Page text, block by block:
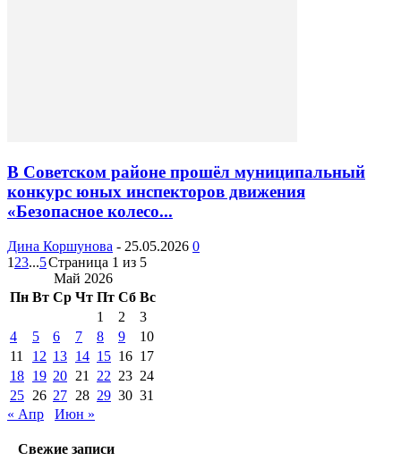
В Советском районе прошёл муниципальный
конкурс юных инспекторов движения
«Безопасное колесо...
Дина Коршунова - 25.05.2026 0
1 23...5Страница 1 из 5
Май 2026
Пн Вт Ср Чт Пт Сб Вс
1
2
3
4
5 6 7 8 9
10
11
12 13 14 15 16 17
18 19 20 21 22 23 24
25 26 27 28 29 30 31
« Апр
Июн »
Свежие записи